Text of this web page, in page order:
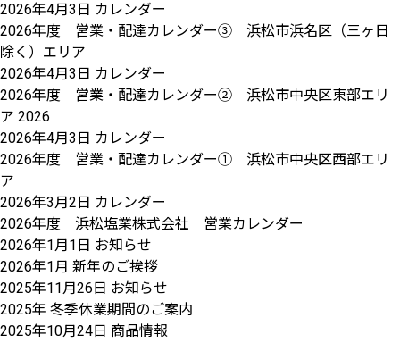
2026年4月3日 カレンダー
2026年度 営業・配達カレンダー③ 浜松市浜名区（三ヶ日
除く）エリア
2026年4月3日 カレンダー
2026年度 営業・配達カレンダー② 浜松市中央区東部エリ
ア 2026
2026年4月3日 カレンダー
2026年度 営業・配達カレンダー① 浜松市中央区西部エリ
ア
2026年3月2日 カレンダー
2026年度 浜松塩業株式会社 営業カレンダー
2026年1月1日 お知らせ
2026年1月 新年のご挨拶
2025年11月26日 お知らせ
2025年 冬季休業期間のご案内
2025年10月24日 商品情報